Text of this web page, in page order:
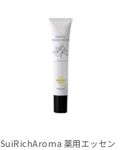
SuiRichAroma 薬用エッセン